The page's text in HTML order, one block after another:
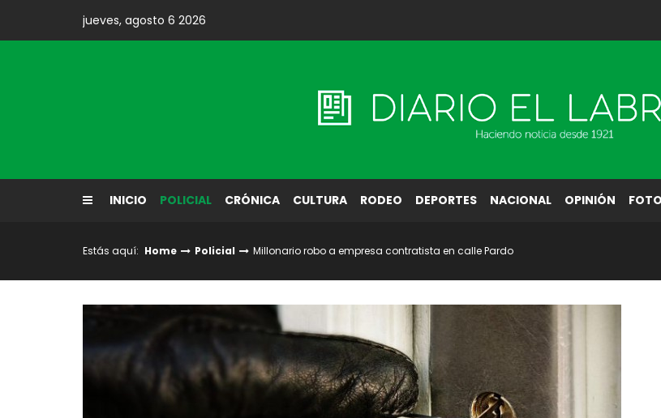
content
jueves, agosto 6 2026
Diario El Labrador
INICIO POLICIAL CRÓNICA CULTURA RODEO DEPORTES NACIONAL OPINIÓN
Estás aquí: Home Policial Millonario robo a empresa contratista en calle Pardo